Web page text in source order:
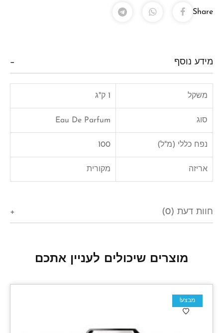
Share
מידע נוסף
משקל 1 ק"ג
סוג Eau De Parfum
נפח כללי (מ"ל) 100
אריזה מקורית
חוות דעת (0)
מוצרים שיכולים לעניין אתכם
מבצע!